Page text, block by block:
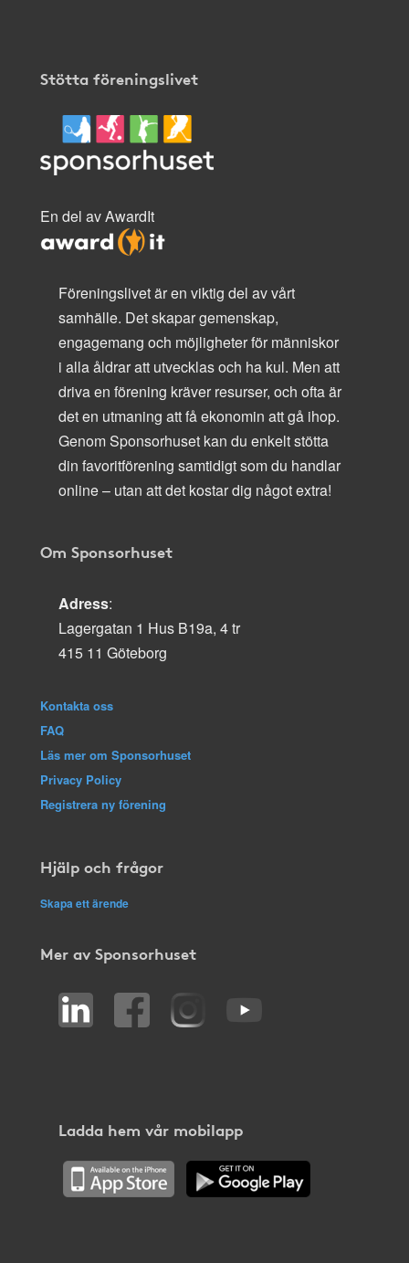
Stötta föreningslivet
En del av AwardIt
Föreningslivet är en viktig del av vårt
samhälle. Det skapar gemenskap,
engagemang och möjligheter för människor
i alla åldrar att utvecklas och ha kul. Men att
driva en förening kräver resurser, och ofta är
det en utmaning att få ekonomin att gå ihop.
Genom Sponsorhuset kan du enkelt stötta
din favoritförening samtidigt som du handlar
online – utan att det kostar dig något extra!
Om Sponsorhuset
Adress:
Lagergatan 1 Hus B19a, 4 tr
415 11 Göteborg
Kontakta oss
FAQ
Läs mer om Sponsorhuset
Privacy Policy
Registrera ny förening
Hjälp och frågor
Skapa ett ärende
Mer av Sponsorhuset
Ladda hem vår mobilapp